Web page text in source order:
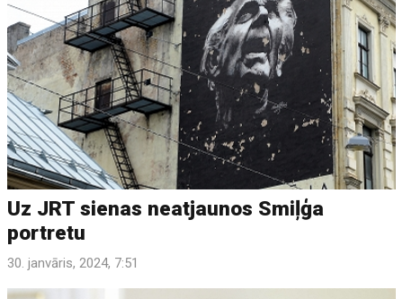
Uz JRT sienas neatjaunos Smiļģa
portretu
30. janvāris, 2024, 7:51